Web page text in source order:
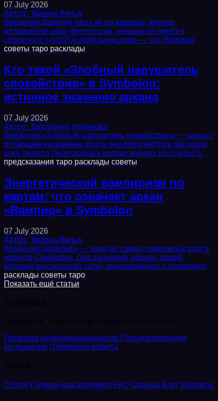
07 July 2026
Автор:
Карина Вельд
Введение:Дорогие часы не по карману, аренда
автомобиля ради фотосессии, идеальная лента в
соцсетях и пустой холодильник дома — это Ярмарка
тщеславия. Карта Symbolon, которая показывает гонку
советы таро расклады
Кто такой «Злобный нарушитель
спокойствия» в Symbolon:
истинное значение аркана
07 July 2026
Автор:
Екатерина Новикова
Введение:«Злобный нарушитель спокойствия» — карта с
пугающим названием. Когда она появляется в раскладе,
рука тянется перетасовать колоду заново. Но спешить не
стоит. В этой статье мы разберем...
предсказания таро расклады советы
Энергетический вампиризм по
картам: что означает аркан
«Вампир» в Symbolon
07 July 2026
Автор:
Карина Вельд
Введение:«Вампир» — одна из самых тревожных карт в
оракуле Симболон. Она вызывает образы людей,
которые высасывают силы, манипулируют и оставляют
вас опустошенным. Но что, если «вампиризм» — это не...
расклады советы таро
Показать ещё статьи
Политика конфиденциальности Пользовательское
соглашение Публичная оферта
О боте Почему нам доверяют FAQ Отзывы Блог Контакты